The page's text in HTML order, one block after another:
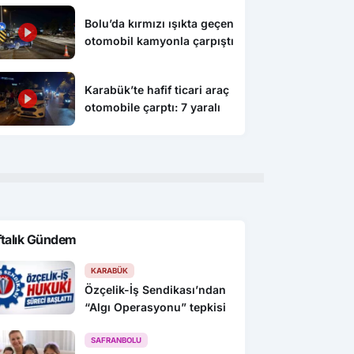
Bolu’da kırmızı ışıkta geçen
otomobil kamyonla çarpıştı
Karabük’te hafif ticari araç
otomobile çarptı: 7 yaralı
Gündem
KARABÜK
Özçelik-İş Sendikası’ndan
“Algı Operasyonu” tepkisi
SAFRANBOLU